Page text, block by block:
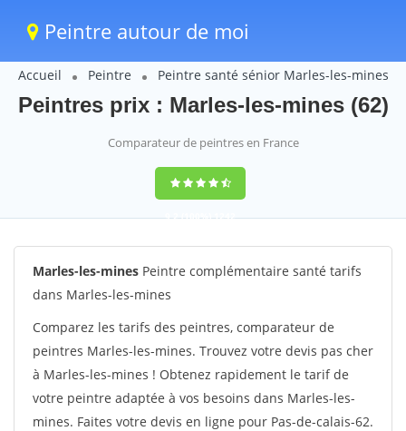
Peintre autour de moi
Accueil Peintre Peintre santé sénior Marles-les-mines
Peintres prix : Marles-les-mines (62)
Comparateur de peintres en France
9,2(100%)1242
votes
Marles-les-mines Peintre complémentaire santé tarifs
dans Marles-les-mines
Comparez les tarifs des peintres, comparateur de
peintres Marles-les-mines. Trouvez votre devis pas cher
à Marles-les-mines ! Obtenez rapidement le tarif de
votre peintre adaptée à vos besoins dans Marles-les-
mines. Faites votre devis en ligne pour Pas-de-calais-62.